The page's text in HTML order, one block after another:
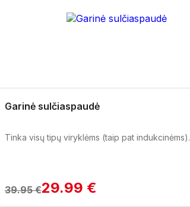
Garinė sulčiaspaudė
Tinka visų tipų viryklėms (taip pat indukcinėms).
39.95 €29.99 €